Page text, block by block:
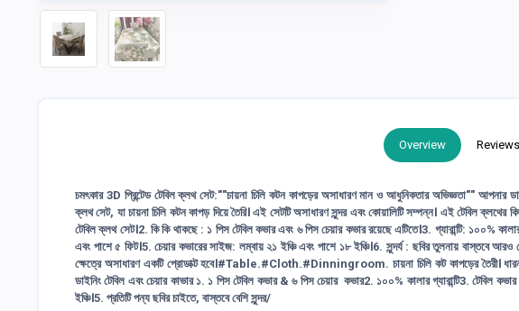
Overview Reviews
চমৎকার 3D প্রিন্টেড টেবিল ক্লথ সেট:""চায়না চিলি কটন কাপড়ের অসাধারণ মান ও আধুনিকতার অভিজ্ঞতা"" আপনার
ক্লথ সেট, যা চায়না চিলি কটন কাপড় দিয়ে তৈরি। এই সেটটি অসাধারণ সুন্দর এবং কোয়ালিটি সম্পন্ন। এই টেবিল ক্লথের
টেবিল ক্লথ সেট।2. কি কি থাকছে : ১ পিস টেবিল কভার এবং ৬ পিস চেয়ার কভার রয়েছে এটিতে।3. গ্যারান্টি: ১০০%
এবং পাশে ৫ ফিট।5. চেয়ার কভারের সাইজ: লম্বায় ২১ ইঞ্চি এবং পাশে ১৮ ইঞ্চি।6. সুন্দর্য : ছবির তুলনায় বাস্তবে আরও
ক্ষেত্রে অসাধারণ একটি প্রোডাক্ট হবে।#Table.#Cloth.#Dinningroom. চায়না চিলি কট কাপড়ের তৈরী। ধারনার
ডাইনিং টেবিল এবং চেয়ার কাভার ১. ১ পিস টেবিল কভার & ৬ পিস চেয়ার কভার2. ১০০% কালার গ্যারান্টি3. টেবিল
ইঞ্চি।5. প্রতিটি পন্য ছবির চাইতে, বাস্তবে বেশি সুন্দর/